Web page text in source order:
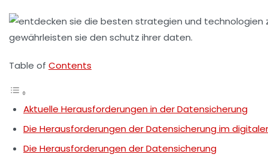
Table of Contents
Aktuelle Herausforderungen in der Datensicherung
Die Herausforderungen der Datensicherung im
Die Herausforderungen der Datensicherung